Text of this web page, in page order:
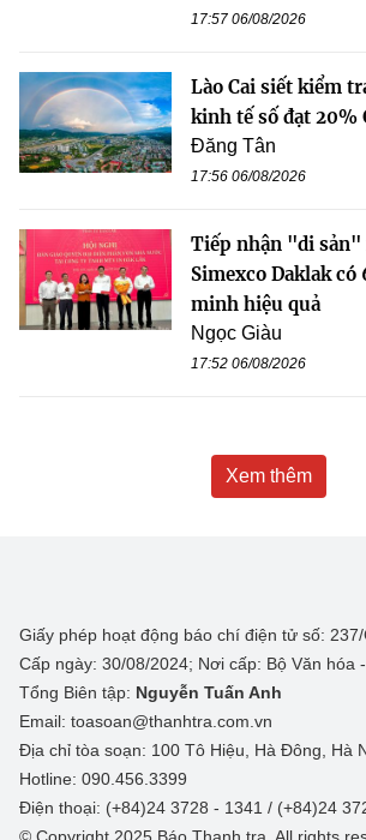
17:57 06/08/2026
Lào Cai siết kiểm
kinh tế số đạt 20%
Đăng Tân
17:56 06/08/2026
Tiếp nhận "di sản"
Simexco Daklak có
minh hiệu quả
Ngọc Giàu
17:52 06/08/2026
Xem thêm
Giấy phép hoạt động báo chí điện tử số:
Cấp ngày: 30/08/2024; Nơi cấp: Bộ Văn hóa
Tổng Biên tập: Nguyễn Tuấn Anh
Email: toasoan@thanhtra.com.vn
Địa chỉ tòa soạn: 100 Tô Hiệu, Hà Đông, Hà
Hotline: 090.456.3399
Điện thoại: (+84)24 3728 - 1341 / (+84)24
© Copyright 2025 Báo Thanh tra, All rights